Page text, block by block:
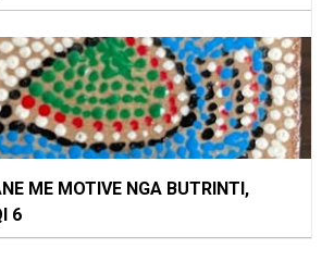
ME MOTIVE NGA BUTRINTI,
6